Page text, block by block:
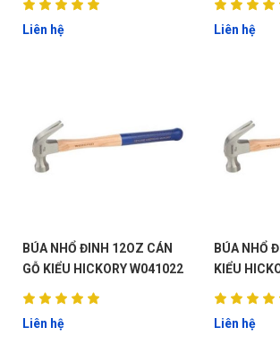
Liên hệ Liên hệ
BÚA NHỔ ĐINH 12OZ CÁN
GỖ KIỂU HICKORY W041022
Liên hệ
BÚA NHỔ
KIỂU
Liên hệ